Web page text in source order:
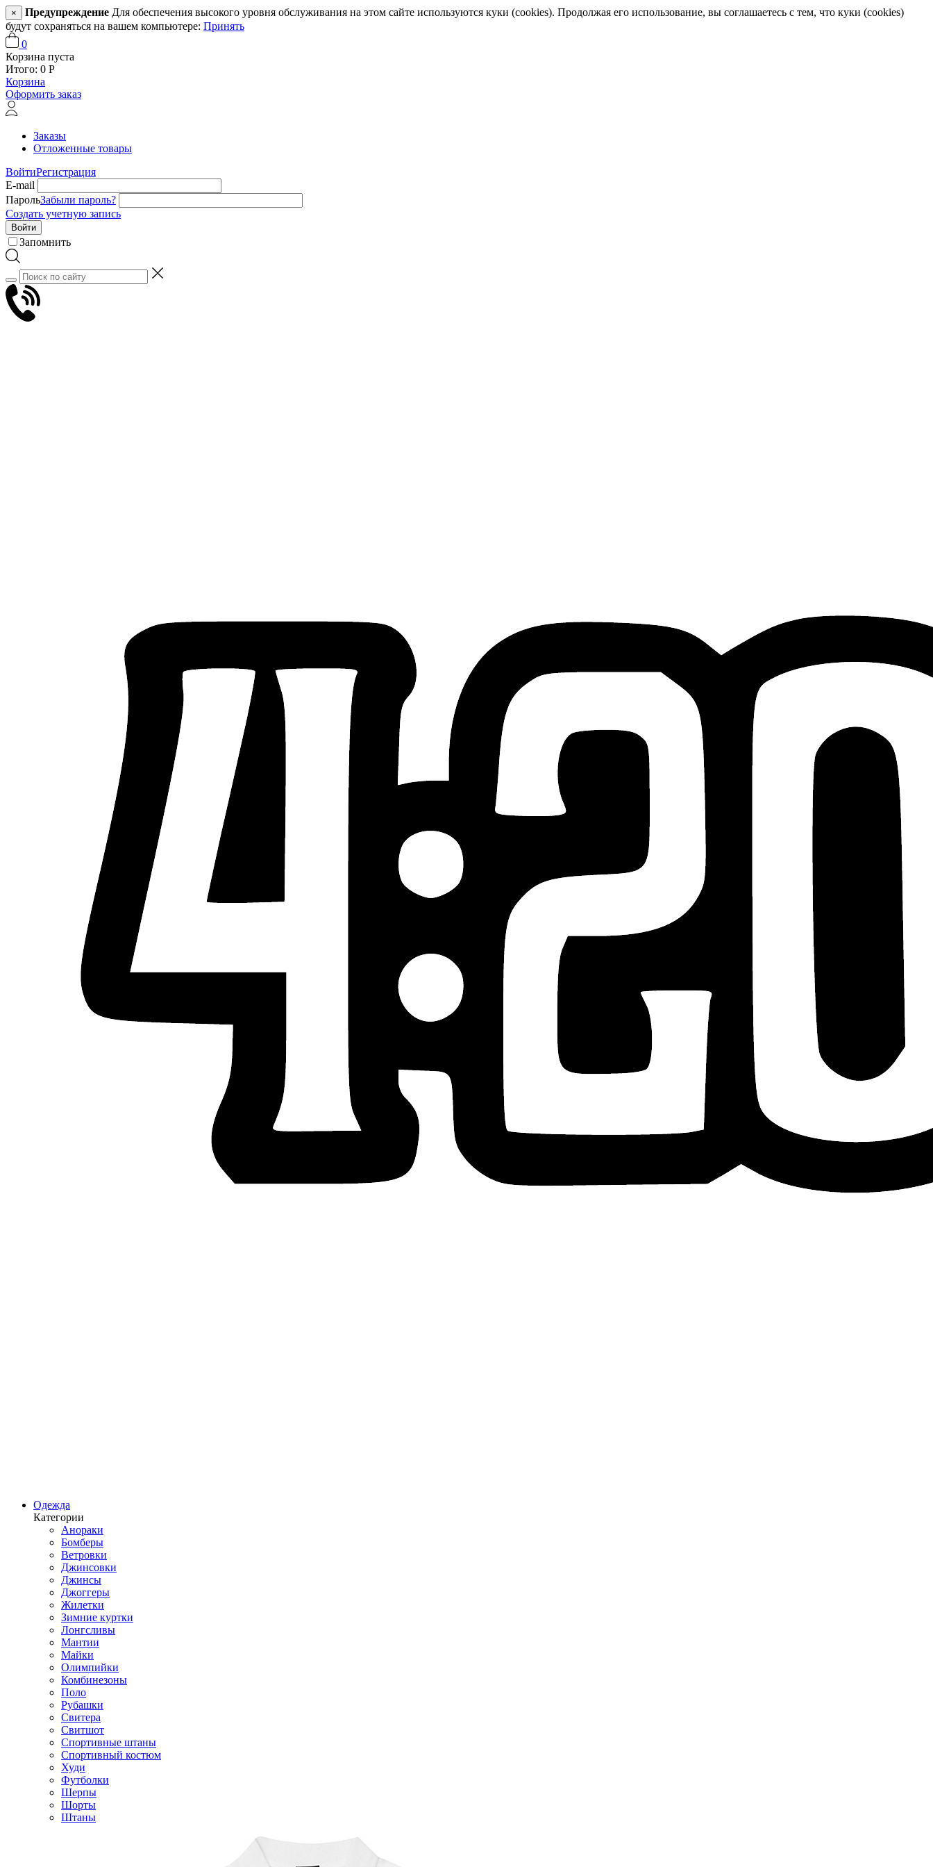
× Предупреждение Для обеспечения высокого уровня обслуживания на этом сайте используются куки (cookies). Продолжая его использование, вы соглашаетесь с тем, что куки (cookies)
будут сохраняться на вашем компьютере: Принять
0
Корзина пуста
Итого: 0 Р
Корзина
Оформить заказ
Заказы
Отложенные товары
ВойтиРегистрация
E-mail
ПарольЗабыли пароль?
Создать учетную запись
Войти
Запомнить
Одежда
Категории
Анораки
Бомберы
Ветровки
Джинсовки
Джинсы
Джоггеры
Жилетки
Зимние куртки
Лонгсливы
Мантии
Майки
Олимпийки
Комбинезоны
Поло
Рубашки
Свитера
Свитшот
Спортивные штаны
Спортивный костюм
Худи
Футболки
Шерпы
Шорты
Штаны